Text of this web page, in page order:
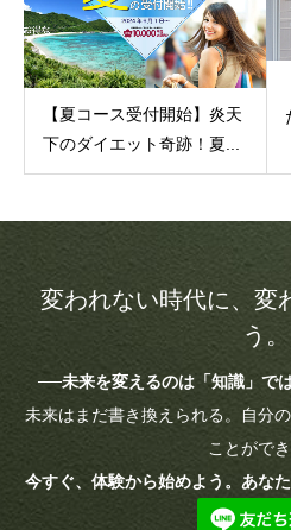
【夏コース受付開始】炎天
下のダイエット奇跡！夏...
変われない時代に、変
う。
──未来を変えるのは「知識」で
未来はまだ書き換えられる。自分
ことができ
今すぐ、体験から始めよう。あな